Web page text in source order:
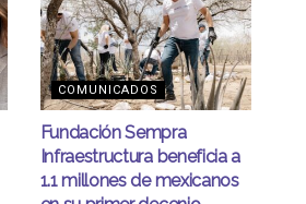
COMUNICADOS
Fundación Sempra
Infraestructura beneficia a
1.1 millones de mexicanos